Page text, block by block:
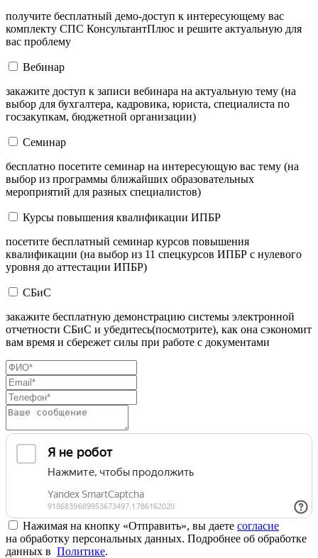
получите бесплатный демо-доступ к интересующему вас
комплекту СПС КонсультантПлюс и решите актуальную для
вас проблему
Вебинар
закажите доступ к записи вебинара на актуальную тему (на
выбор для бухгалтера, кадровика, юриста, специалиста по
госзакупкам, бюджетной организации)
Семинар
бесплатно посетите семинар на интересующую вас тему (на
выбор из программы ближайших образовательных
мероприятий для разных специалистов)
Курсы повышения квалификации ИПБР
посетите бесплатный семинар курсов повышения
квалификации (на выбор из 11 спецкурсов ИПБР с нулевого
уровня до аттестации ИПБР)
СБиС
закажите бесплатную демонстрацию системы электронной
отчетности СБиС и убедитесь(посмотрите), как она сэкономит
вам время и сбережет силы при работе с документами
Нажимая на кнопку «Отправить», вы даете согласие
на обработку персональных данных. Подробнее об обработке
данных в Политике.